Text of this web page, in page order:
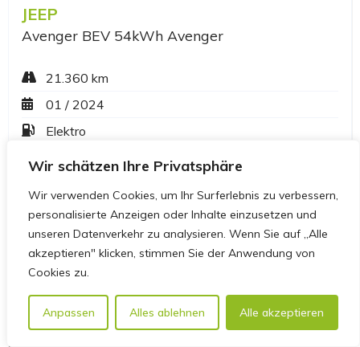
Wir schätzen Ihre Privatsphäre
Wir verwenden Cookies, um Ihr Surferlebnis zu verbessern,
personalisierte Anzeigen oder Inhalte einzusetzen und
unseren Datenverkehr zu analysieren. Wenn Sie auf „Alle
akzeptieren" klicken, stimmen Sie der Anwendung von
Cookies zu.
Anpassen Alles ablehnen Alle akzeptieren